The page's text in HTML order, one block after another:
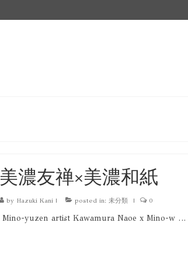
美濃友禅×美濃和紙
by Hazuki Kani| posted in: 未分類 | 0
Mino-yuzen artist Kawamura Naoe x Mino-w …